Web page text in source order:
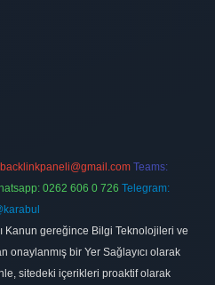
backlinkpaneli@gmail.com Teams:
0262 606 0 726 Telegram:
Kanun gereğince Bilgi Teknolojileri ve
onaylanmış bir Yer Sağlayıcı olarak
sitedeki içerikleri proaktif olarak